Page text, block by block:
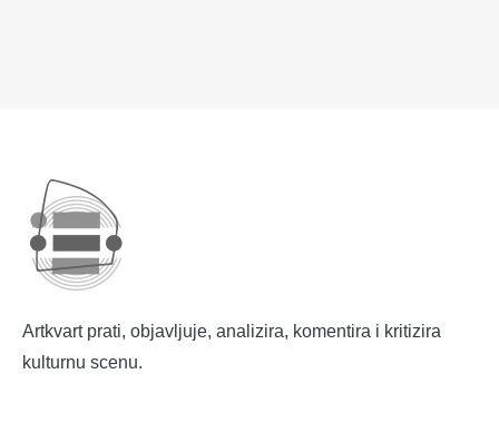
Artkvart prati, objavljuje, analizira, komentira i kritizira
kulturnu scenu.